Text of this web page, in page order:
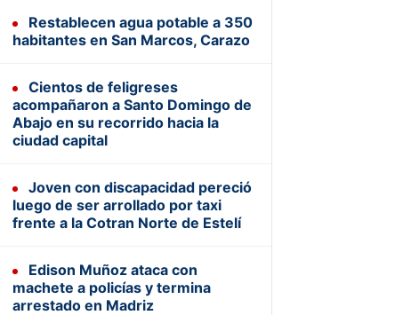
Restablecen agua potable a 350
habitantes en San Marcos, Carazo
Cientos de feligreses
acompañaron a Santo Domingo de
Abajo en su recorrido hacia la
ciudad capital
Joven con discapacidad pereció
luego de ser arrollado por taxi
frente a la Cotran Norte de Estelí
Edison Muñoz ataca con
machete a policías y termina
arrestado en Madriz